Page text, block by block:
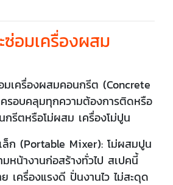
อมเครื่องผสม
มเครื่องผสมคอนกรีต (Concrete
รอบคลุมทุกความต้องการติดหรือ
รีตหรือโม่ผสม เครื่องโม่ปูน
ล็ก (Portable Mixer): โม่ผสมปูน
มหน้างานก่อสร้างทั่วไป สเปคนี้
เครื่องแรงดี ปั่นงานไว ไม่สะดุด